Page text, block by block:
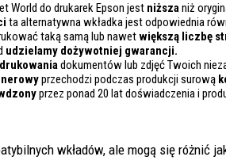
World do drukarek Epson jest niższaniż
ta alternatywna wkładka jest odpowiednia
taką samą lub nawetwiększą liczbę
udzielamy dożywotniej gwarancji.
dokumentów lub zdjęć Twoich
przechodzi podczas produkcji surową
przez ponad 20 lat doświadczenia i
wkładów, ale mogą się różnić